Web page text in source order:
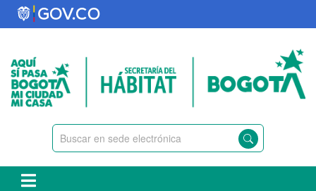
Pasar
al
principal